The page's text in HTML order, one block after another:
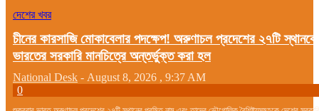
দেশের খবর
চীনের কারসাজি মোকাবেলার পদক্ষেপ! অরুণাচল প্রদেশের ২৭টি স্থানকে
ভারতের সরকারি মানচিত্রে অন্তর্ভুক্ত করা হল
National Desk - August 8, 2026 , 9:37 AM
0